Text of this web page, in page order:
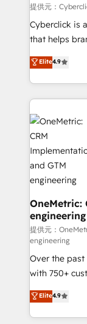
提供元：
Cyberclick is
that helps
creativity to
Barcelona
the UK, we
smarter
strategies. As
Iberia (Spain
with
growth. Our
that simplify
turn innovation into
HubSpot
Award: Best
projects •
technology
English,
smarter with
Elite4.9
OneMetric:
engineering
提供元：
engineering
Over the past
with 750+
healthcare,
150+
solutions to
Elite4.9